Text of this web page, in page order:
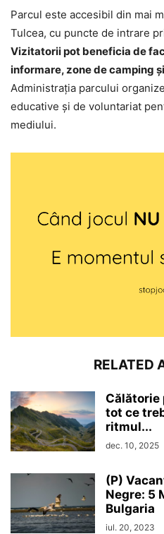
Parcul este accesibil din mai
Tulcea, cu puncte de intrare
Vizitatorii pot beneficia de
informare, zone de camping
Administrația parcului
educative și de voluntariat
mediului​.
RELATED
Călătorie
tot ce
ritmul...
dec. 10, 2025
(P)
Negre: 5
Bulgaria
iul. 20, 2023